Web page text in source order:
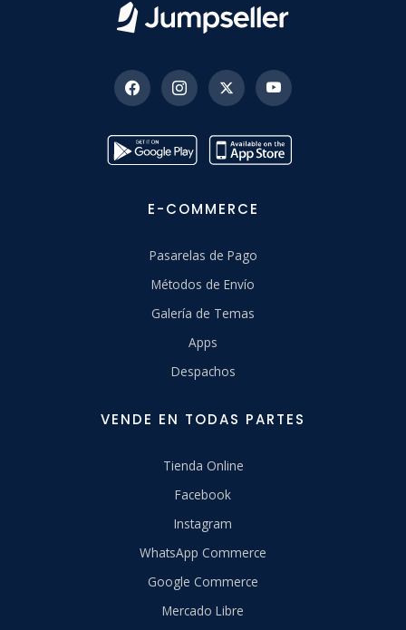
E-COMMERCE
Pasarelas de Pago
Métodos de Envío
Galería de Temas
Apps
Despachos
VENDE EN TODAS PARTES
Tienda Online
Facebook
Instagram
WhatsApp Commerce
Google Commerce
Mercado Libre